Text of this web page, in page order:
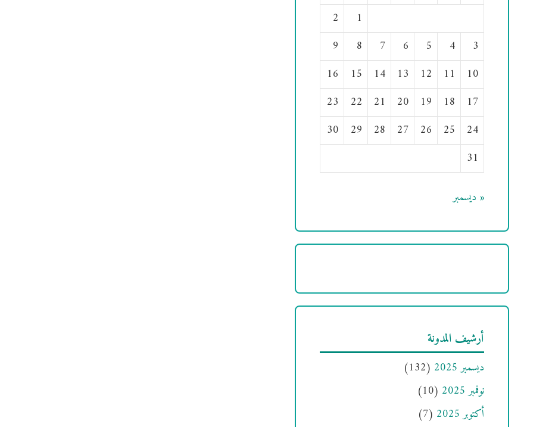
1
2
3
4
5
6
7
8
9
10
11
12
13
14
15
16
17
18
19
20
21
22
23
24
25
26
27
28
29
30
31
« ديسمبر
أرشيف المدونة
ديسمبر 2025
(132)
نوفمبر 2025
(10)
أكتوبر 2025
(7)